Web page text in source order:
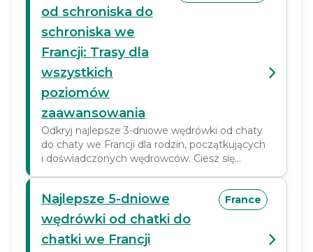
od schroniska do
schroniska we
Francji: Trasy dla
wszystkich
poziomów
zaawansowania
Odkryj najlepsze 3-dniowe wędrówki od chaty
do chaty we Francji dla rodzin, początkujących
i doświadczonych wędrowców. Ciesz się
Najlepsze 5-dniowe
wędrówki od chatki do
chatki we Francji
France